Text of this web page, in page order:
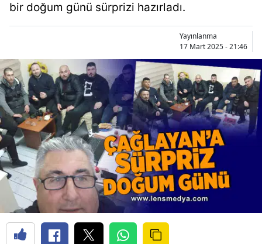
bir doğum günü sürprizi hazırladı.
Yayınlanma
17 Mart 2025 - 21:46